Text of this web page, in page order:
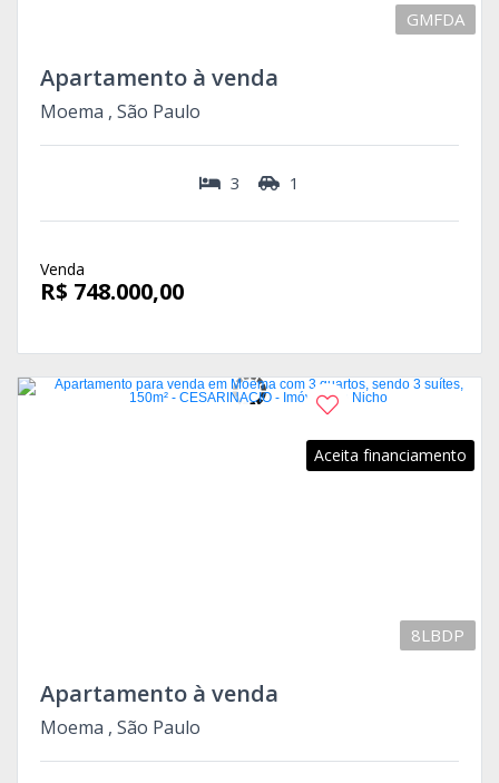
GMFDA
Apartamento à venda
Moema , São Paulo
3 1
Venda
R$ 748.000,00
Aceita financiamento
8LBDP
Apartamento à venda
Moema , São Paulo